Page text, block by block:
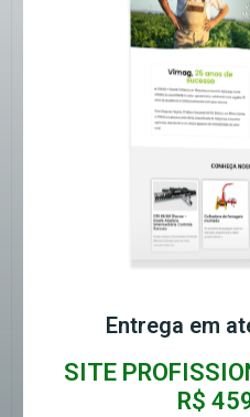
Entrega em
SITE
R$